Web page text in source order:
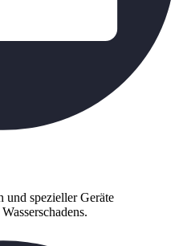
spezieller Geräte